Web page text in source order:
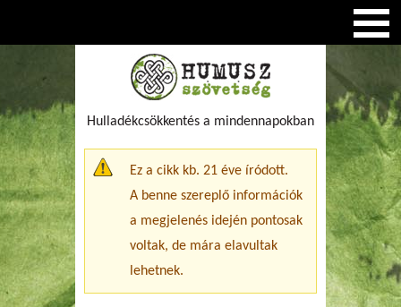
Hulladékcsökkentés a mindennapokban
Figyelmeztető üzenet
Ez a cikk kb. 21 éve íródott.
A benne szereplő információk
a megjelenés idején pontosak
voltak, de mára elavultak
lehetnek.